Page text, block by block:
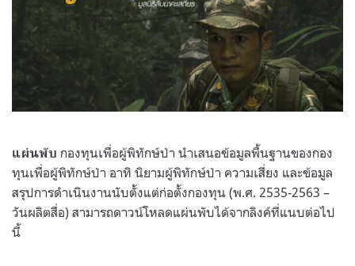
แผ่นพับ กองทุนเพื่อผู้พิทักษ์ป่า นำเสนอข้อมูลพื้นฐานของกอง
ทุนเพื่อผู้พิทักษ์ป่า อาทิ นิยามผู้พิทักษ์ป่า ความเสี่ยง และข้อมูล
สรุปการดำเนินงานนับตั้งแต่ก่อตั้งกองทุน (พ.ศ. 2535-2563 –
วันผลิตสื่อ) สามารถดาวน์โหลดแผ่นพับได้จากลิงค์ที่แนบต่อไป
นี้